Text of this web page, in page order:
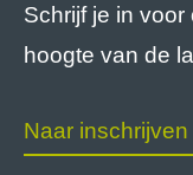
Schrijf je in
hoogte van de
Naar inschrijven